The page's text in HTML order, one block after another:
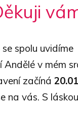
spolu uvidíme
v mém
začíná
na vás. S